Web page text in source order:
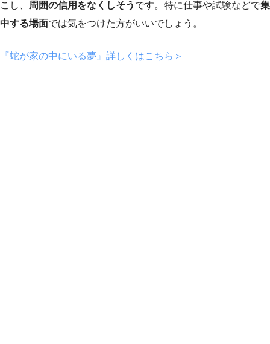
こし、
周囲の信用をなくしそう です。特に仕事や試験などで集
中する場面では気をつけた方がいいでしょう。
『蛇が家の中にいる夢』詳しくはこちら＞